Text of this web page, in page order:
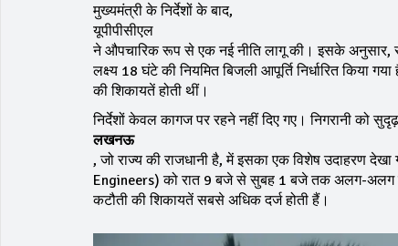
मुख्यमंत्री के निर्देशों के बाद,
यूपीपीसीएल
ने औपचारिक रूप से एक नई नीति लागू की। इसके अनुसार,
लक्ष्य 18 घंटे की नियमित बिजली आपूर्ति निर्धारित किया
की शिकायतें होती थीं।
निर्देशों केवल कागज पर रहने नहीं दिए गए। निगरानी को
लखनऊ
, जो राज्य की राजधानी है, में इसका एक विशेष उदाहरण
Engineers) को रात 9 बजे से सुबह 1 बजे तक अलग-अलग
कटौती की शिकायतें सबसे अधिक दर्ज होती हैं।